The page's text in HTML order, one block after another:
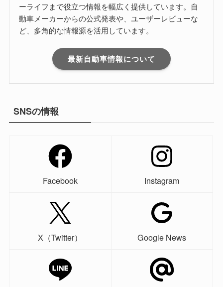
ーライフまで役立つ情報を幅広く提供しています。自
動車メーカーからの公式発表や、ユーザーレビューな
ど、多角的な情報源を活用しています。
最新自動車情報について
SNSの情報
Facebook Instagram
X（Twitter） Google News